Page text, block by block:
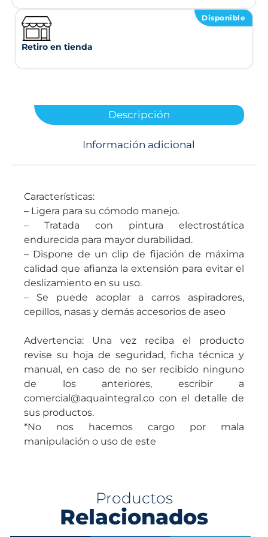
Disponible
Retiro en tienda
Descripción
Información adicional
Características:
– Ligera para su cómodo manejo.
– Tratada con pintura electrostática
endurecida para mayor durabilidad.
– Dispone de un clip de fijación de máxima
calidad que afianza la extensión para evitar el
deslizamiento en su uso.
– Se puede acoplar a carros aspiradores,
cepillos, nasas y demás accesorios de aseo
Advertencia: Una vez reciba el producto
revise su hoja de seguridad, ficha técnica y
manual, en caso de no ser recibido ninguno
de los anteriores, escribir a
comercial@aquaintegral.co con el detalle de
sus productos.
*No nos hacemos cargo por mala
manipulación o uso de este
Productos
Relacionados